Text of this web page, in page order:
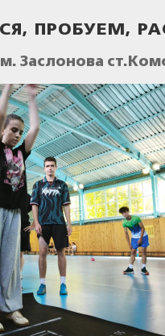
ПРОБУЕМ,
Заслонова